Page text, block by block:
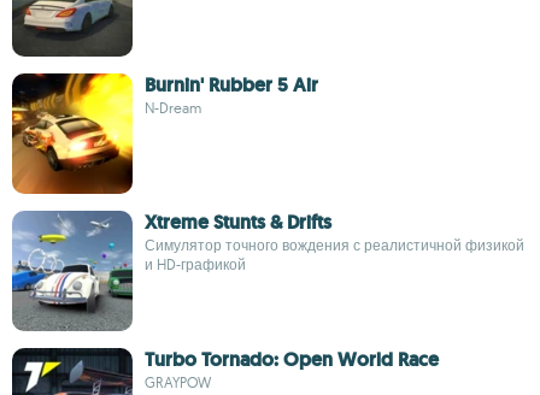
Burnin' Rubber 5 Air
N-Dream
Xtreme Stunts & Drifts
Симулятор точного вождения с реалистичной физикой
и HD-графикой
Turbo Tornado: Open World Race
GRAYPOW